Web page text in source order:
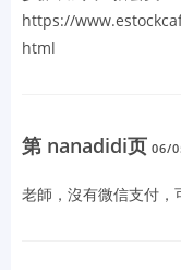
https://
html
第 nanadidi页 06/
老師， 沒有微信支付，